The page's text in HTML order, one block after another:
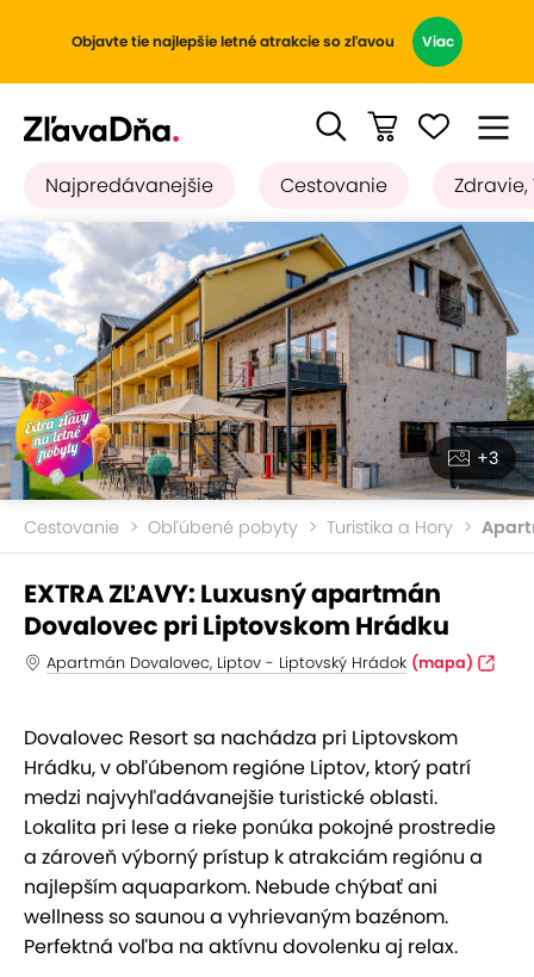
Objavte tie najlepšie letné atrakcie so zľavou Viac
Najpredávanejšie Cestovanie Zdravie,
+3
Cestovanie Obľúbené pobyty Turistika a Hory
EXTRA ZĽAVY: Luxusný apartmán
Dovalovec pri Liptovskom Hrádku
Apartmán Dovalovec, Liptov - Liptovský Hrádok (mapa)
Dovalovec Resort sa nachádza pri Liptovskom
Hrádku, v obľúbenom regióne Liptov, ktorý patrí
medzi najvyhľadávanejšie turistické oblasti.
Lokalita pri lese a rieke ponúka pokojné prostredie
a zároveň výborný prístup k atrakciám regiónu a
najlepším aquaparkom. Nebude chýbať ani
wellness so saunou a vyhrievaným bazénom.
Perfektná voľba na aktívnu dovolenku aj relax.